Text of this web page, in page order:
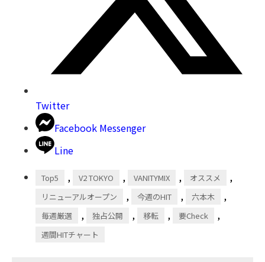
Twitter
Facebook Messenger
Line
Top5 , V2 TOKYO , VANITYMIX , オススメ ,
リニューアルオープン , 今週のHIT , 六本木 ,
毎週厳選 , 独占公開 , 移転 , 要Check ,
週間HITチャート